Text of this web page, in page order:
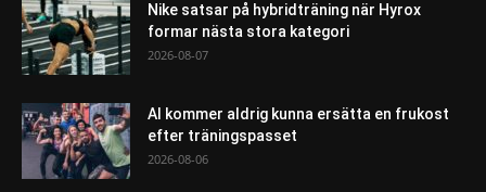
Nike satsar på hybridträning när Hyrox
formar nästa stora kategori
2026-08-07
AI kommer aldrig kunna ersätta en frukost
efter träningspasset
2026-08-06